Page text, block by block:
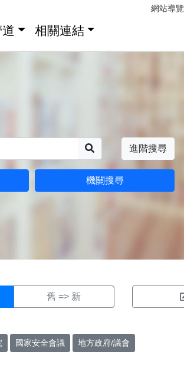
網站導覽
相關連結
進階搜尋
機關搜尋
舊 => 新
國家安全會議 地方政府/議會